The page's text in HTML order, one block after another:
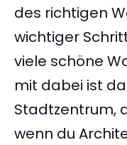
des richtigen
wichtiger
viele schöne
mit dabei ist
Stadtzentrum,
wenn du